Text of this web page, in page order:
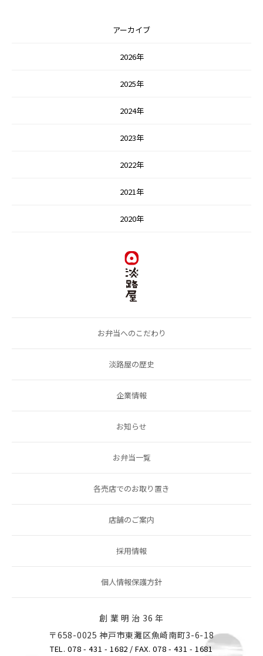
アーカイブ
2026年
2025年
2024年
2023年
2022年
2021年
2020年
お弁当へのこだわり
淡路屋の歴史
企業情報
お知らせ
お弁当一覧
各売店でのお取り置き
店舗のご案内
採用情報
個人情報保護方針
創 業 明 治 36 年
〒658-0025 神戸市東灘区魚崎南町3-6-18
TEL. 078 - 431 - 1682 / FAX. 078 - 431 - 1681